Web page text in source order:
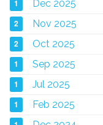
1 Dec 2025
2 Nov 2025
2 Oct 2025
1 Sep 2025
1 Jul 2025
1 Feb 2025